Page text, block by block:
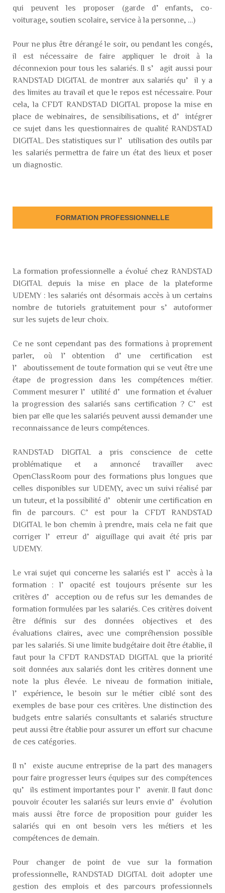
qui peuvent les proposer (garde d’enfants, co-
voiturage, soutien scolaire, service à la personne, …)
Pour ne plus être dérangé le soir, ou pendant les congés,
il est nécessaire de faire appliquer le droit à la
déconnexion pour tous les salariés. Il s’agit aussi pour
RANDSTAD DIGITAL de montrer aux salariés qu’il y a
des limites au travail et que le repos est nécessaire. Pour
cela, la CFDT RANDSTAD DIGITAL propose la mise en
place de webinaires, de sensibilisations, et d’intégrer
ce sujet dans les questionnaires de qualité RANDSTAD
DIGITAL. Des statistiques sur l’utilisation des outils par
les salariés permettra de faire un état des lieux et poser
un diagnostic.
FORMATION PROFESSIONNELLE
La formation professionnelle a évolué chez RANDSTAD
DIGITAL depuis la mise en place de la plateforme
UDEMY : les salariés ont désormais accès à un certains
nombre de tutoriels gratuitement pour s’autoformer
sur les sujets de leur choix.
Ce ne sont cependant pas des formations à proprement
parler, où l’obtention d’une certification est
l’aboutissement de toute formation qui se veut être une
étape de progression dans les compétences métier.
Comment mesurer l’utilité d’une formation et évaluer
la progression des salariés sans certification ? C’est
bien par elle que les salariés peuvent aussi demander une
reconnaissance de leurs compétences.
RANDSTAD DIGITAL a pris conscience de cette
problématique et a annoncé travailler avec
OpenClassRoom pour des formations plus longues que
celles disponibles sur UDEMY, avec un suivi réalisé par
un tuteur, et la possibilité d’obtenir une certification en
fin de parcours. C’est pour la CFDT RANDSTAD
DIGITAL le bon chemin à prendre, mais cela ne fait que
corriger l’erreur d’aiguillage qui avait été pris par
UDEMY.
Le vrai sujet qui concerne les salariés est l’accès à la
formation : l’opacité est toujours présente sur les
critères d’acception ou de refus sur les demandes de
formation formulées par les salariés. Ces critères doivent
être définis sur des données objectives et des
évaluations claires, avec une compréhension possible
par les salariés. Si une limite budgétaire doit être établie, il
faut pour la CFDT RANDSTAD DIGITAL que la priorité
soit données aux salariés dont les critères donnent une
note la plus élevée. Le niveau de formation initiale,
l’expérience, le besoin sur le métier ciblé sont des
exemples de base pour ces critères. Une distinction des
budgets entre salariés consultants et salariés structure
peut aussi être établie pour assurer un effort sur chacune
de ces catégories.
Il n’existe aucune entreprise de la part des managers
pour faire progresser leurs équipes sur des compétences
qu’ils estiment importantes pour l’avenir. Il faut donc
pouvoir écouter les salariés sur leurs envie d’évolution
mais aussi être force de proposition pour guider les
salariés qui en ont besoin vers les métiers et les
compétences de demain.
Pour changer de point de vue sur la formation
professionnelle, RANDSTAD DIGITAL doit adopter une
gestion des emplois et des parcours professionnels